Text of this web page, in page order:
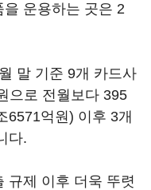
운용하는 곳은 2
말 기준 9개 카드사
으로 전월보다 395
6571억원) 이후 3개
다.
규제 이후 더욱 뚜렷